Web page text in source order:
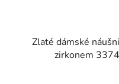
Zlaté dámské
zirkonem 3374